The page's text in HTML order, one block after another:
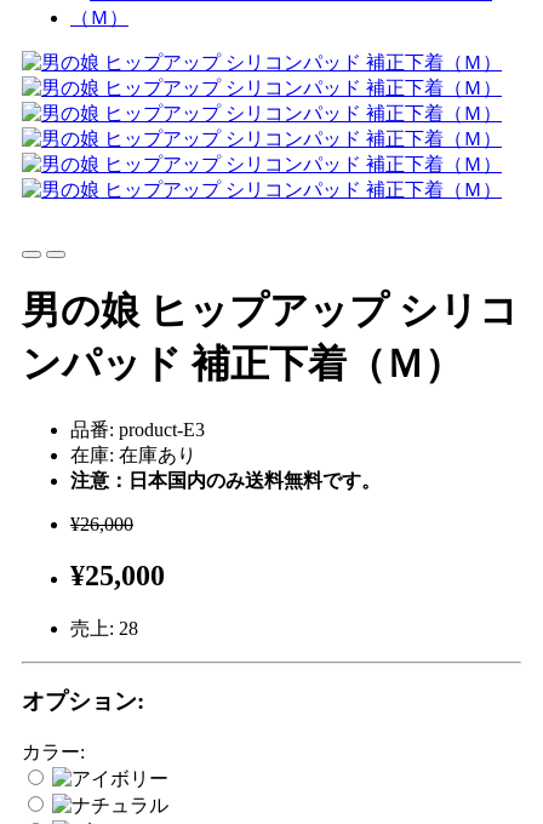
男の娘 ヒップアップ シリコ
ンパッド 補正下着（Ｍ）
品番: product-E3
在庫: 在庫あり
注意：日本国内のみ送料無料です。
¥26,000
¥25,000
売上: 28
オプション:
カラー: